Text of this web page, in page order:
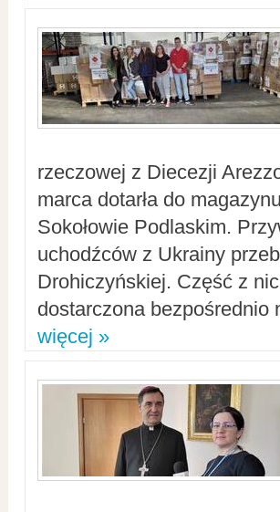
rzeczowej z Diecezji
marca dotarła do
Sokołowie Podlaskim.
uchodźców z Ukrainy
Drohiczyńskiej. Część z
dostarczona bezpośrednio
więcej »